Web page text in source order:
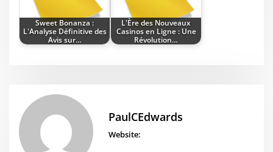
Sweet Bonanza :
L'Analyse Définitive des
Avis sur…
L'Ère des Nouveaux
Casinos en Ligne : Une
Révolution…
PaulCEdwards
Website: